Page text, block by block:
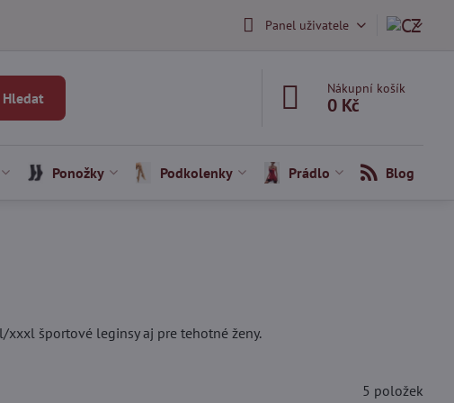
Panel uživatele
Hledat
Nákupní košík
0 Kč
Ponožky Podkolenky Prádlo Blog
športové leginsy aj pre tehotné ženy.
5 položek